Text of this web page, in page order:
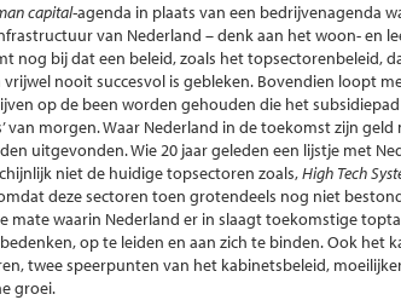
capital-agenda in plaats van een bedrijvenagenda
van Nederland – denk aan het woon- en
nog bij dat een beleid, zoals het topsectorenbeleid,
vrijwel nooit succesvol is gebleken. Bovendien loopt
op de been worden gehouden die het
van morgen. Waar Nederland in de toekomst zijn
uitgevonden. Wie 20 jaar geleden een lijstje met
niet de huidige topsectoren zoals,High Tech
deze sectoren toen grotendeels nog niet
mate waarin Nederland er in slaagt toekomstige
op te leiden en aan zich te binden. Ook het
twee speerpunten van het kabinetsbeleid,
groei.